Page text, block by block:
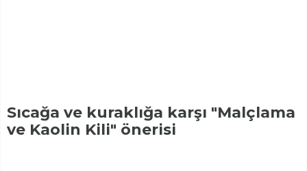
Sıcağa ve kuraklığa karşı "Malçlama
ve Kaolin Kili" önerisi